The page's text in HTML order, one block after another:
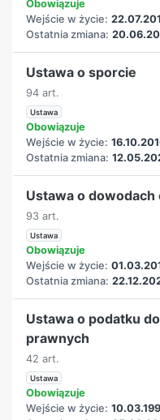
Obowiązuje
Wejście w życie:
Ostatnia zmiana:
Ustawa o sporcie
94 art.
Ustawa
Obowiązuje
Wejście w życie:
Ostatnia zmiana:
Ustawa o dowodach
93 art.
Ustawa
Obowiązuje
Wejście w życie:
Ostatnia zmiana:
Ustawa o podatku
prawnych
42 art.
Ustawa
Obowiązuje
Wejście w życie: